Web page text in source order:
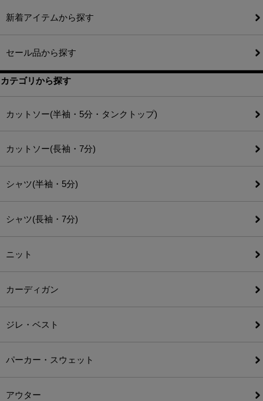
新着アイテムから探す
セール品から探す
カテゴリから探す
カットソー(半袖・5分・タンクトップ)
カットソー(長袖・7分)
シャツ(半袖・5分)
シャツ(長袖・7分)
ニット
カーディガン
ジレ・ベスト
パーカー・スウェット
アウター